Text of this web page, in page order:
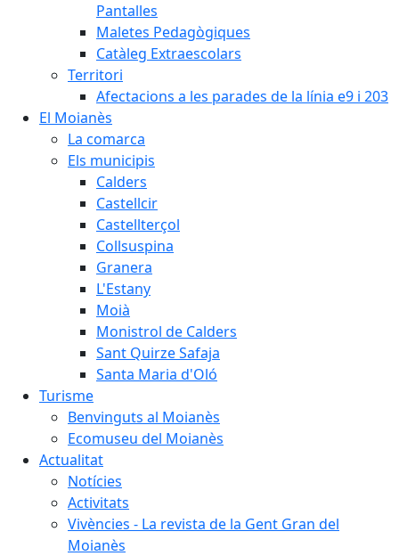
Pantalles
Maletes Pedagògiques
Catàleg Extraescolars
Territori
Afectacions a les parades de la línia e9 i 203
El Moianès
La comarca
Els municipis
Calders
Castellcir
Castellterçol
Collsuspina
Granera
L'Estany
Moià
Monistrol de Calders
Sant Quirze Safaja
Santa Maria d'Oló
Turisme
Benvinguts al Moianès
Ecomuseu del Moianès
Actualitat
Notícies
Activitats
Vivències - La revista de la Gent Gran del
Moianès